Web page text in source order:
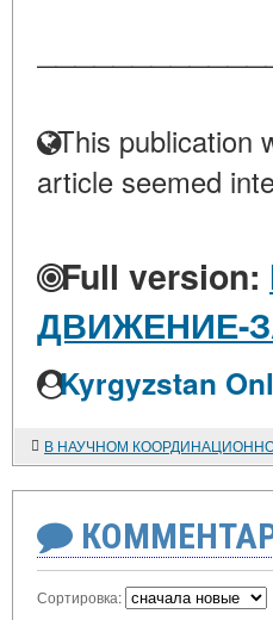
This publication
article seemed
Full version:
ДВИЖЕНИЕ-
Kyrgyzstan
Сортировка: